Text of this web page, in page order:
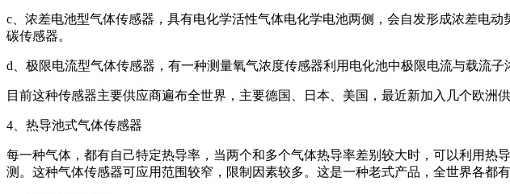
c、浓差电池型气体传感器，具有电化学活性气体电化学电池两侧，会自发形成浓差电
碳传感器。
d、极限电流型气体传感器，有一种测量氧气浓度传感器利用电化池中极限电流与载流
目前这种传感器主要供应商遍布全世界，主要德国、日本、美国，最近新加入几个
4、热导池式气体传感器
每一种气体，都有自己特定热导率，当两个和多个气体热导率差别较大时，可以利用
测。这种气体传感器可应用范围较窄，限制因素较多。这是一种老式产品，全世界各都